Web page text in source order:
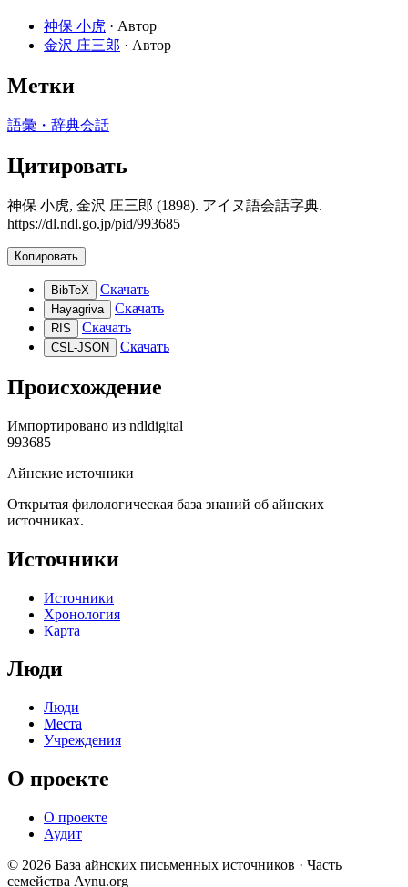
神保 小虎 · Автор
金沢 庄三郎 · Автор
Метки
語彙・辞典会話
Цитировать
神保 小虎, 金沢 庄三郎 (1898). アイヌ語会話字典.
https://dl.ndl.go.jp/pid/993685
Копировать
BibTeX Скачать
Hayagriva Скачать
RIS Скачать
CSL-JSON Скачать
Происхождение
Импортировано из ndldigital
993685
Айнские источники
Открытая филологическая база знаний об айнских
источниках.
Источники
Источники
Хронология
Карта
Люди
Люди
Места
Учреждения
О проекте
О проекте
Аудит
© 2026 База айнских письменных источников · Часть
семейства Aynu.org